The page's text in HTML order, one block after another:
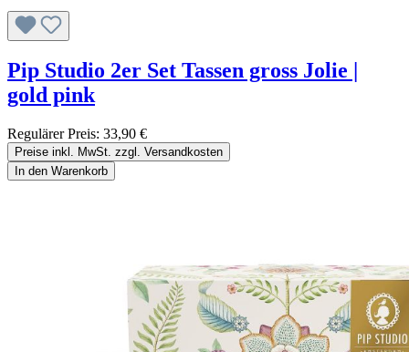
Pip Studio 2er Set Tassen gross Jolie |
gold pink
Regulärer Preis: 33,90 €
Preise inkl. MwSt. zzgl. Versandkosten
In den Warenkorb